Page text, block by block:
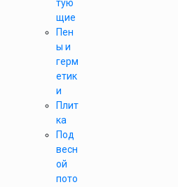
тую
щие
Пен
ы и
герм
етик
и
Плит
ка
Под
весн
ой
пото